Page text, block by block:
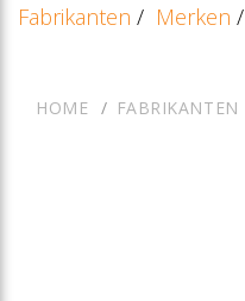
Fabrikanten / Merken /
HOME FABRIKANTEN